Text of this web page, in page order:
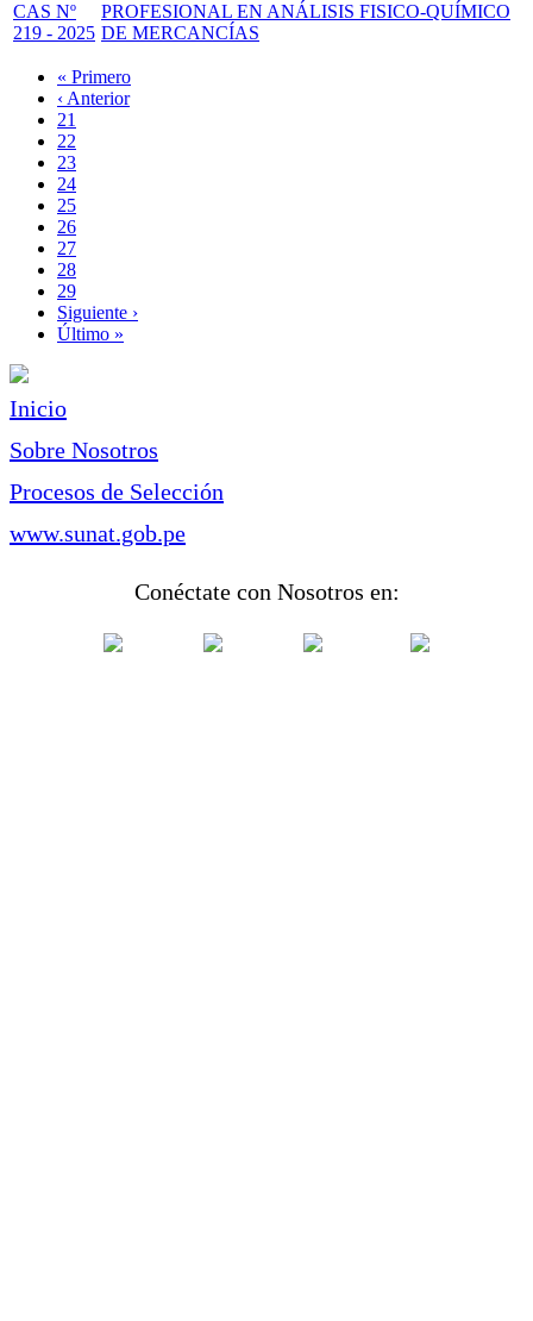
CAS Nº
219 - 2025
PROFESIONAL EN ANÁLISIS FISICO-QUÍMICO
DE MERCANCÍAS
Paginación
Primera
página
« Primero
Página
anterior
‹ Anterior
Page
21
Page
22
Page
23
Page
24
Página
actual
25
Page
26
Page
27
Page
28
Page
29
Siguiente
página
Siguiente ›
Última
Último »
Inicio
Sobre Nosotros
Procesos de Selección
www.sunat.gob.pe
Conéctate con Nosotros en: